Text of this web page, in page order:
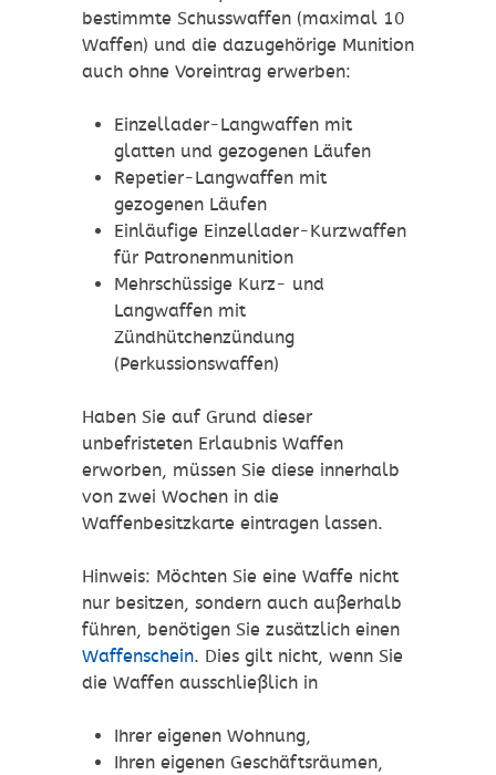
bestimmte Schusswaffen (maximal 10
Waffen) und die dazugehörige Munition
auch ohne Voreintrag erwerben:
Einzellader-Langwaffen mit
glatten und gezogenen Läufen
Repetier-Langwaffen mit
gezogenen Läufen
Einläufige Einzellader-Kurzwaffen
für Patronenmunition
Mehrschüssige Kurz- und
Langwaffen mit
Zündhütchenzündung
(Perkussionswaffen)
Haben Sie auf Grund dieser
unbefristeten Erlaubnis Waffen
erworben, müssen Sie diese innerhalb
von zwei Wochen in die
Waffenbesitzkarte eintragen lassen.
Hinweis: Möchten Sie eine Waffe nicht
nur besitzen, sondern auch außerhalb
führen, benötigen Sie zusätzlich einen
Waffenschein. Dies gilt nicht, wenn Sie
die Waffen ausschließlich in
Ihrer eigenen Wohnung,
Ihren eigenen Geschäftsräumen,